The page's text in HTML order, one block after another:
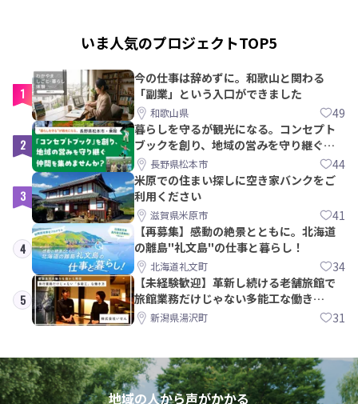
いま人気のプロジェクトTOP5
1
今の仕事は辞めずに。和歌山と関わる
「副業」という入口ができました
和歌山県 49
2
暮らしを守るが観光になる。コンセプト
ブックを創り、地域の営みを守り継ぐ仲
間を集めませんか？
長野県松本市 44
3
米原での住まい探しに空き家バンクをご
利用ください
滋賀県米原市 41
4
【再募集】感動の絶景とともに。北海道
の離島"礼文島"の仕事と暮らし！
北海道礼文町 34
5
【未経験歓迎】革新し続ける老舗旅館で
旅館業務だけじゃない多能工な働き
方。 株式会社いせん
新潟県湯沢町 31
地域の人から声がかかる